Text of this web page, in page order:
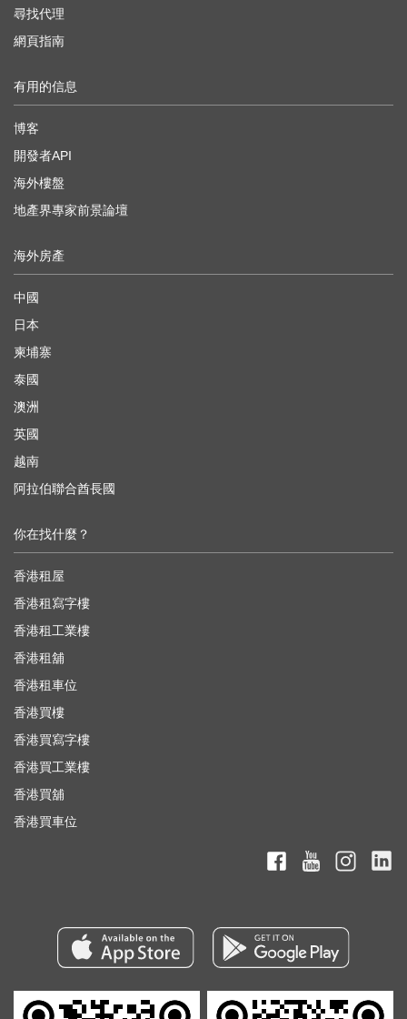
尋找代理
網頁指南
有用的信息
博客
開發者API
海外樓盤
地產界專家前景論壇
海外房產
中國
日本
柬埔寨
泰國
澳洲
英國
越南
阿拉伯聯合酋長國
你在找什麼？
香港租屋
香港租寫字樓
香港租工業樓
香港租舖
香港租車位
香港買樓
香港買寫字樓
香港買工業樓
香港買舖
香港買車位